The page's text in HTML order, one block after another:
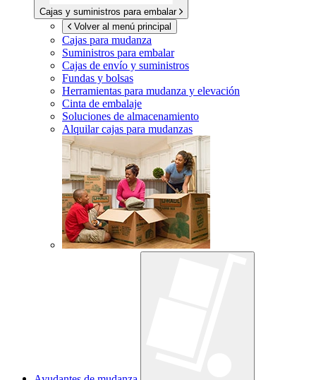
Cajas y suministros para embalar
Volver al menú principal
Cajas para mudanza
Suministros para embalar
Cajas de envío y suministros
Fundas y bolsas
Herramientas para mudanza y elevación
Cinta de embalaje
Soluciones de almacenamiento
Alquilar cajas para mudanzas